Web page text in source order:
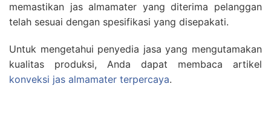
memastikan jas almamater yang diterima pelanggan
telah sesuai dengan spesifikasi yang disepakati.
Untuk mengetahui penyedia jasa yang mengutamakan
kualitas produksi, Anda dapat membaca artikel
konveksi jas almamater terpercaya.